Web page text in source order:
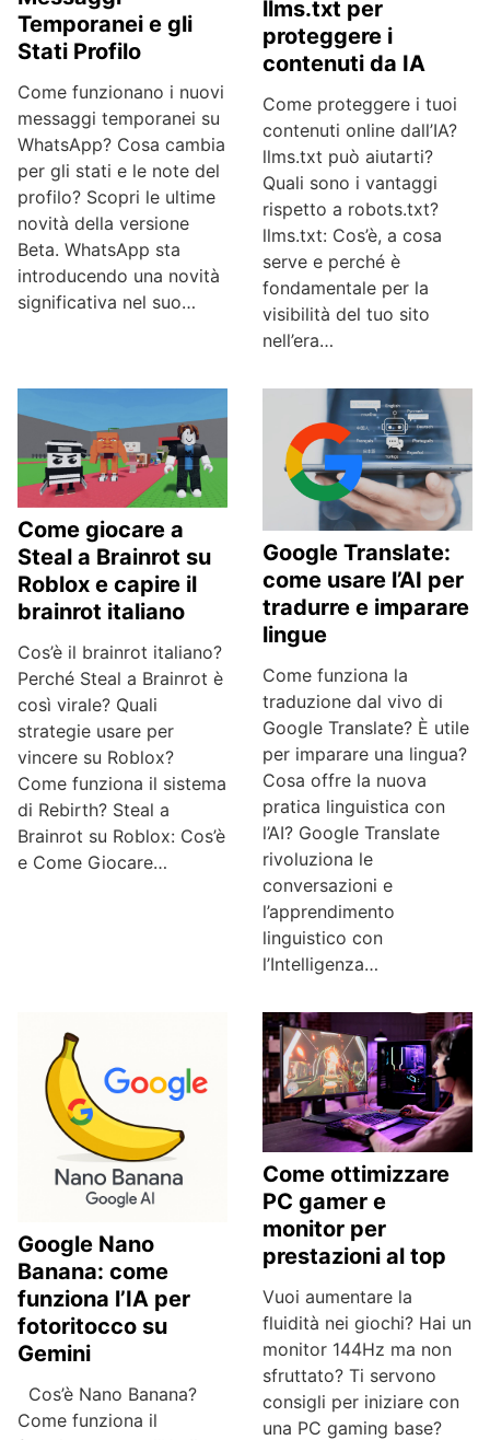
Temporanei e gli
Stati Profilo
Come funzionano i nuovi
messaggi temporanei su
WhatsApp? Cosa cambia
per gli stati e le note del
profilo? Scopri le ultime
novità della versione
Beta. WhatsApp sta
introducendo una novità
significativa nel suo…
llms.txt per
proteggere i
contenuti da IA
Come proteggere i tuoi
contenuti online dall’IA?
llms.txt può aiutarti?
Quali sono i vantaggi
rispetto a robots.txt?
llms.txt: Cos’è, a cosa
serve e perché è
fondamentale per la
visibilità del tuo sito
nell’era…
Come giocare a
Steal a Brainrot su
Roblox e capire il
brainrot italiano
Cos’è il brainrot italiano?
Perché Steal a Brainrot è
così virale? Quali
strategie usare per
vincere su Roblox?
Come funziona il sistema
di Rebirth? Steal a
Brainrot su Roblox: Cos’è
e Come Giocare…
Google Translate:
come usare l’AI per
tradurre e imparare
lingue
Come funziona la
traduzione dal vivo di
Google Translate? È utile
per imparare una lingua?
Cosa offre la nuova
pratica linguistica con
l’AI? Google Translate
rivoluziona le
conversazioni e
l’apprendimento
linguistico con
l’Intelligenza…
Google Nano
Banana: come
funziona l’IA per
fotoritocco su
Gemini
Cos’è Nano Banana?
Come funziona il
Come ottimizzare
PC gamer e
monitor per
prestazioni al top
Vuoi aumentare la
fluidità nei giochi? Hai un
monitor 144Hz ma non
sfruttato? Ti servono
consigli per iniziare con
una PC gaming base?